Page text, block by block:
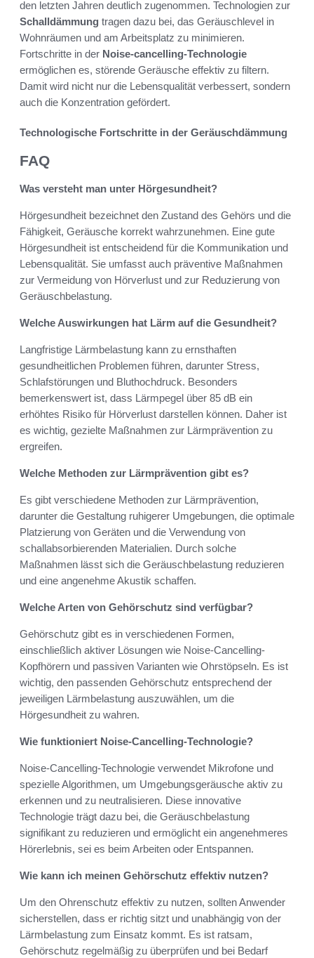
den letzten Jahren deutlich zugenommen. Technologien zur
Schalldämmung tragen dazu bei, das Geräuschlevel in
Wohnräumen und am Arbeitsplatz zu minimieren.
Fortschritte in der Noise-cancelling-Technologie
ermöglichen es, störende Geräusche effektiv zu filtern.
Damit wird nicht nur die Lebensqualität verbessert, sondern
auch die Konzentration gefördert.
Technologische Fortschritte in der Geräuschdämmung
FAQ
Was versteht man unter Hörgesundheit?
Hörgesundheit bezeichnet den Zustand des Gehörs und die
Fähigkeit, Geräusche korrekt wahrzunehmen. Eine gute
Hörgesundheit ist entscheidend für die Kommunikation und
Lebensqualität. Sie umfasst auch präventive Maßnahmen
zur Vermeidung von Hörverlust und zur Reduzierung von
Geräuschbelastung.
Welche Auswirkungen hat Lärm auf die Gesundheit?
Langfristige Lärmbelastung kann zu ernsthaften
gesundheitlichen Problemen führen, darunter Stress,
Schlafstörungen und Bluthochdruck. Besonders
bemerkenswert ist, dass Lärmpegel über 85 dB ein
erhöhtes Risiko für Hörverlust darstellen können. Daher ist
es wichtig, gezielte Maßnahmen zur Lärmprävention zu
ergreifen.
Welche Methoden zur Lärmprävention gibt es?
Es gibt verschiedene Methoden zur Lärmprävention,
darunter die Gestaltung ruhigerer Umgebungen, die optimale
Platzierung von Geräten und die Verwendung von
schallabsorbierenden Materialien. Durch solche
Maßnahmen lässt sich die Geräuschbelastung reduzieren
und eine angenehme Akustik schaffen.
Welche Arten von Gehörschutz sind verfügbar?
Gehörschutz gibt es in verschiedenen Formen,
einschließlich aktiver Lösungen wie Noise-Cancelling-
Kopfhörern und passiven Varianten wie Ohrstöpseln. Es ist
wichtig, den passenden Gehörschutz entsprechend der
jeweiligen Lärmbelastung auszuwählen, um die
Hörgesundheit zu wahren.
Wie funktioniert Noise-Cancelling-Technologie?
Noise-Cancelling-Technologie verwendet Mikrofone und
spezielle Algorithmen, um Umgebungsgeräusche aktiv zu
erkennen und zu neutralisieren. Diese innovative
Technologie trägt dazu bei, die Geräuschbelastung
signifikant zu reduzieren und ermöglicht ein angenehmeres
Hörerlebnis, sei es beim Arbeiten oder Entspannen.
Wie kann ich meinen Gehörschutz effektiv nutzen?
Um den Ohrenschutz effektiv zu nutzen, sollten Anwender
sicherstellen, dass er richtig sitzt und unabhängig von der
Lärmbelastung zum Einsatz kommt. Es ist ratsam,
Gehörschutz regelmäßig zu überprüfen und bei Bedarf